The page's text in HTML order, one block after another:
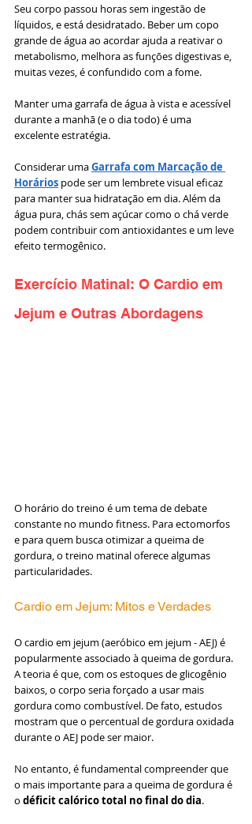
Seu corpo passou horas sem ingestão de
líquidos, e está desidratado. Beber um copo
grande de água ao acordar ajuda a reativar o
metabolismo, melhora as funções digestivas e,
muitas vezes, é confundido com a fome.
Manter uma garrafa de água à vista e acessível
durante a manhã (e o dia todo) é uma
excelente estratégia.
Considerar uma Garrafa com Marcação de
Horários pode ser um lembrete visual eficaz
para manter sua hidratação em dia. Além da
água pura, chás sem açúcar como o chá verde
podem contribuir com antioxidantes e um leve
efeito termogênico.
Exercício Matinal: O Cardio em
Jejum e Outras Abordagens
O horário do treino é um tema de debate
constante no mundo fitness. Para ectomorfos
e para quem busca otimizar a queima de
gordura, o treino matinal oferece algumas
particularidades.
Cardio em Jejum: Mitos e Verdades
O cardio em jejum (aeróbico em jejum - AEJ) é
popularmente associado à queima de gordura.
A teoria é que, com os estoques de glicogênio
baixos, o corpo seria forçado a usar mais
gordura como combustível. De fato, estudos
mostram que o percentual de gordura oxidada
durante o AEJ pode ser maior.
No entanto, é fundamental compreender que
o mais importante para a queima de gordura é
o déficit calórico total no final do dia.